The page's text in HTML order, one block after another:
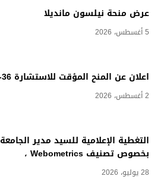
عرض منحة نيلسون مانديلا
5 أغسطس، 2026
اعلان عن المنح المؤقت للاستشارة 36-2026
2 أغسطس، 2026
التغطية الإعلامية للسيد مدير الجامعة
بخصوص تصنيف Webometrics ،
28 يوليو، 2026